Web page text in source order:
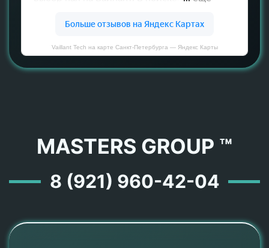
Vaillant Tech на карте Санкт‑Петербурга — Яндекс Карты
MASTERS GROUP ™
8 (921) 960-42-04